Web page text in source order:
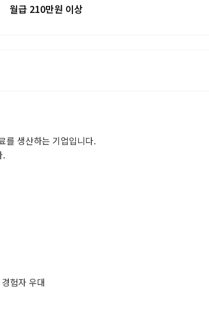
월급 210만원 이상
를 생산하는 기업입니다.
.
험자 우대